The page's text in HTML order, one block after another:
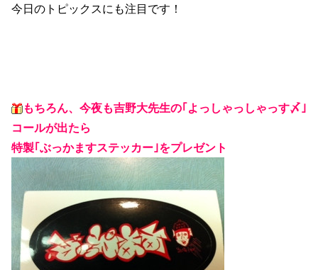
今日のトピックスにも注目です！
もちろん、今夜も吉野大先生の｢よっしゃっしゃっす〆｣
コールが出たら
特製｢ぶっかますステッカー｣をプレゼント